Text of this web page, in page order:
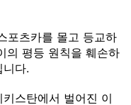
포츠카를 몰고 등교하
의 평등 원칙을 훼손하
다.
스탄에서 벌어진 이